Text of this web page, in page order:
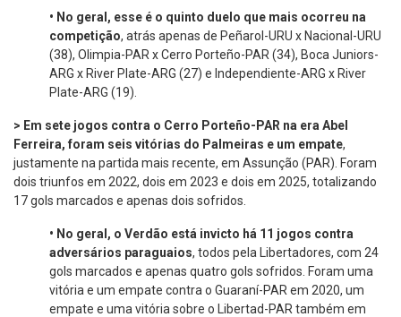
• No geral, esse é o quinto duelo que mais ocorreu na
competição, atrás apenas de Peñarol-URU x Nacional-URU
(38), Olimpia-PAR x Cerro Porteño-PAR (34), Boca Juniors-
ARG x River Plate-ARG (27) e Independiente-ARG x River
Plate-ARG (19).
> Em sete jogos contra o Cerro Porteño-PAR na era Abel
Ferreira, foram seis vitórias do Palmeiras e um empate,
justamente na partida mais recente, em Assunção (PAR). Foram
dois triunfos em 2022, dois em 2023 e dois em 2025, totalizando
17 gols marcados e apenas dois sofridos.
• No geral, o Verdão está invicto há 11 jogos contra
adversários paraguaios, todos pela Libertadores, com 24
gols marcados e apenas quatro gols sofridos. Foram uma
vitória e um empate contra o Guaraní-PAR em 2020, um
empate e uma vitória sobre o Libertad-PAR também em